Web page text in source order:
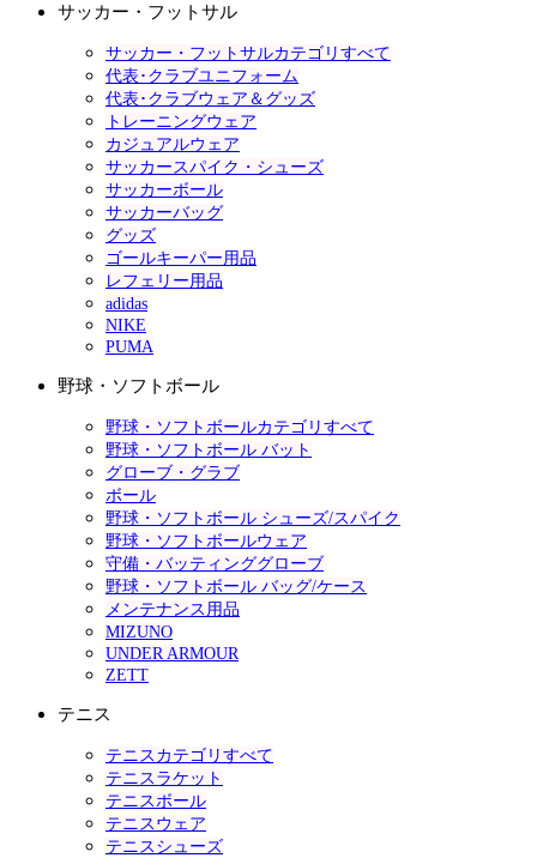
サッカー・フットサル
サッカー・フットサルカテゴリすべて
代表･クラブユニフォーム
代表･クラブウェア＆グッズ
トレーニングウェア
カジュアルウェア
サッカースパイク・シューズ
サッカーボール
サッカーバッグ
グッズ
ゴールキーパー用品
レフェリー用品
adidas
NIKE
PUMA
野球・ソフトボール
野球・ソフトボールカテゴリすべて
野球・ソフトボール バット
グローブ・グラブ
ボール
野球・ソフトボール シューズ/スパイク
野球・ソフトボールウェア
守備・バッティンググローブ
野球・ソフトボール バッグ/ケース
メンテナンス用品
MIZUNO
UNDER ARMOUR
ZETT
テニス
テニスカテゴリすべて
テニスラケット
テニスボール
テニスウェア
テニスシューズ